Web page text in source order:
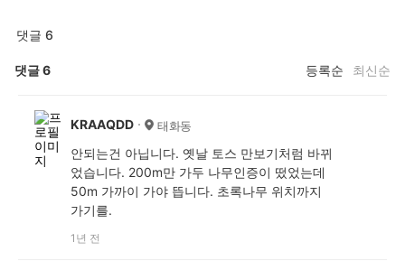
댓글 6
댓글6 등록순 최신순
KRAAQDD 태화동
안되는건 아닙니다. 옛날 토스 만보기처럼 바뀌
었습니다. 200m만 가두 나무인증이 떴었는데
50m 가까이 가야 뜹니다. 초록나무 위치까지
가기를.
1년 전